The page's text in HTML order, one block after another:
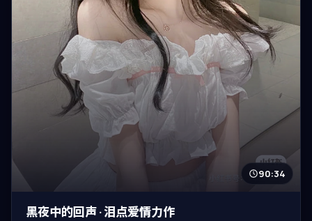
90:34
黑夜中的回声 · 泪点爱情力作